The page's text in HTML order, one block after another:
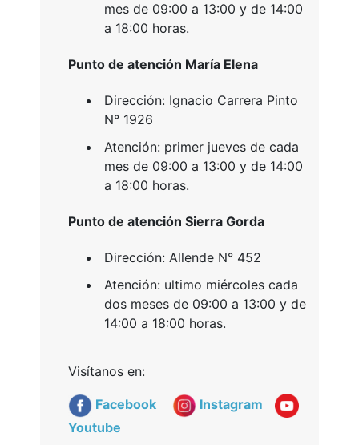
mes de 09:00 a 13:00 y de 14:00
a 18:00 horas.
Punto de atención María Elena
Dirección: Ignacio Carrera Pinto
N° 1926
Atención: primer jueves de cada
mes de 09:00 a 13:00 y de 14:00
a 18:00 horas.
Punto de atención Sierra Gorda
Dirección: Allende N° 452
Atención: ultimo miércoles cada
dos meses de 09:00 a 13:00 y de
14:00 a 18:00 horas.
Visítanos en:
Facebook
Instagram
Youtube